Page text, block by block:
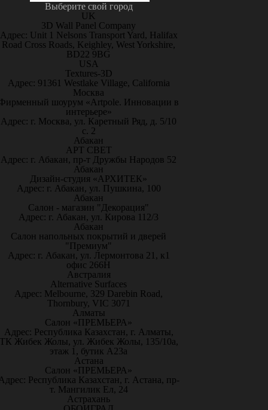
Выберите свой город
UK
3D Wall Panel Company
Адрес: Unit 1 Nelsons Transport Yard, Halifax
Road Cross Roads, Keighley, West Yorkshire,
BD22 9BG
USA
Textures-3D
Адрес: 91361 Westlake Village, California
Москва
шоурум «Artpole. Инновации в
интерьере»
Адрес: г. Москва, ул. Каретный Ряд, д. 5/10
с. 2
Абакан
АРТ СВЕТ
Адрес: г. Абакан, пр-т Дружбы Народов 52
Абакан
Дизайн-студия «АРХИТЕК»
Адрес: г. Абакан, ул. Пушкина, 100
Абакан
Салон - магазин "Декорация"
Адрес: г. Абакан, ул. Кирова 112/3
Абакан
Салон напольных покрытий и дверей
"Премиум"
Адрес: г. Абакан, ул. Лермонтова 21, к1
офис 266Н
Австралия
Alternative Surfaces
Адрес: Melbourne, 329 Darebin Road,
Thornbury, VIC 3071
Алматы
Салон «ПРЕМЬЕРА»
Адрес: Республика Казахстан, г. Алматы,
Жибек Жолы, ул. Жибек Жолы, 135/10а,
этаж 1, бутик А23а
Астана
Салон «ПРЕМЬЕРА»
Республика Казахстан, г. Астана, пр-
т. Мангилик Ел, 24
Астрахань